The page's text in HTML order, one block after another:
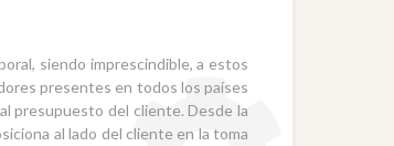
siendo imprescindible, a estos
presentes en todos los países
presupuesto del cliente. Desde la
al lado del cliente en la toma